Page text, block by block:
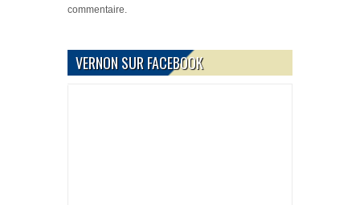
commentaire.
VERNON SUR FACEBOOK